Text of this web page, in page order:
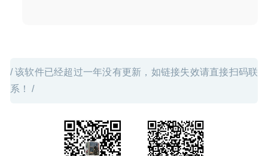
/ 该软件已经超过一年没有更新，如链接失效请直接扫码联
系！ /